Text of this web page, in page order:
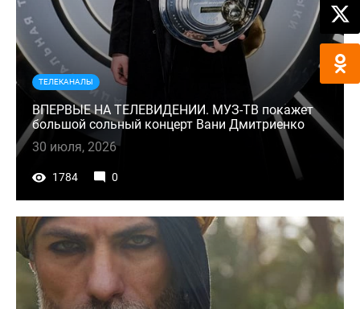
ТЕЛЕКАНАЛЫ
ВПЕРВЫЕ НА ТЕЛЕВИДЕНИИ. МУЗ-ТВ покажет
большой сольный концерт Вани Дмитриенко
30 июля, 2026
1784 0